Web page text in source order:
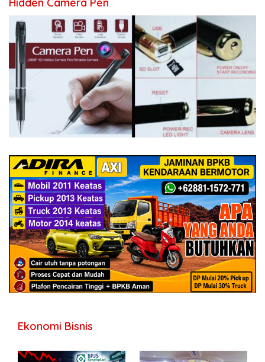
Hidden Camera Pen
Ekonomi Bisnis